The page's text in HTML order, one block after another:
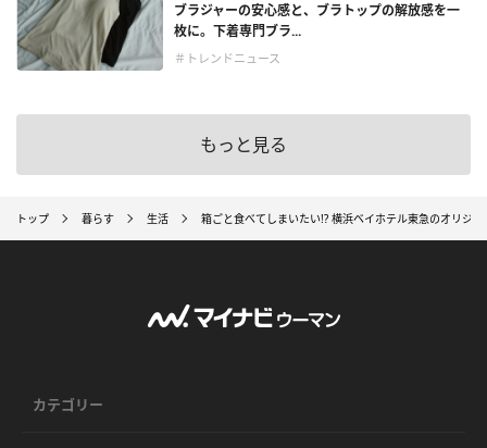
ブラジャーの安心感と、ブラトップの解放感を一
枚に。下着専門ブラ...
＃トレンドニュース
もっと見る
トップ 暮らす 生活 箱ごと食べてしまいたい!? 横浜ベイホテル東急のオリジ
カテゴリー